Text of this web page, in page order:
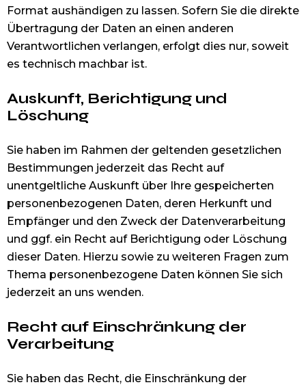
Format aushändigen zu lassen. Sofern Sie die direkte
Übertragung der Daten an einen anderen
Verantwortlichen verlangen, erfolgt dies nur, soweit
es technisch machbar ist.
Auskunft, Berichtigung und
Löschung
Sie haben im Rahmen der geltenden gesetzlichen
Bestimmungen jederzeit das Recht auf
unentgeltliche Auskunft über Ihre gespeicherten
personenbezogenen Daten, deren Herkunft und
Empfänger und den Zweck der Datenverarbeitung
und ggf. ein Recht auf Berichtigung oder Löschung
dieser Daten. Hierzu sowie zu weiteren Fragen zum
Thema personenbezogene Daten können Sie sich
jederzeit an uns wenden.
Recht auf Einschränkung der
Verarbeitung
Sie haben das Recht, die Einschränkung der